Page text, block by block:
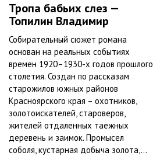
Тропа бабьих слез —
Топилин Владимир
Собирательный сюжет романа
основан на реальных событиях
времен 1920–1930-х годов прошлого
столетия. Создан по рассказам
старожилов южных районов
Красноярского края – охотников,
золотоискателей, староверов,
жителей отдаленных таежных
деревень и заимок. Промысел
соболя, кустарная добыча золота,...